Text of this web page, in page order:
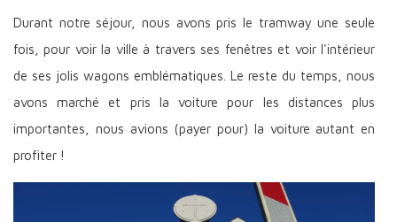
Durant notre séjour, nous avons pris le tramway une seule
fois, pour voir la ville à travers ses fenêtres et voir l'intérieur
de ses jolis wagons emblématiques. Le reste du temps, nous
avons marché et pris la voiture pour les distances plus
importantes, nous avions (payer pour) la voiture autant en
profiter !